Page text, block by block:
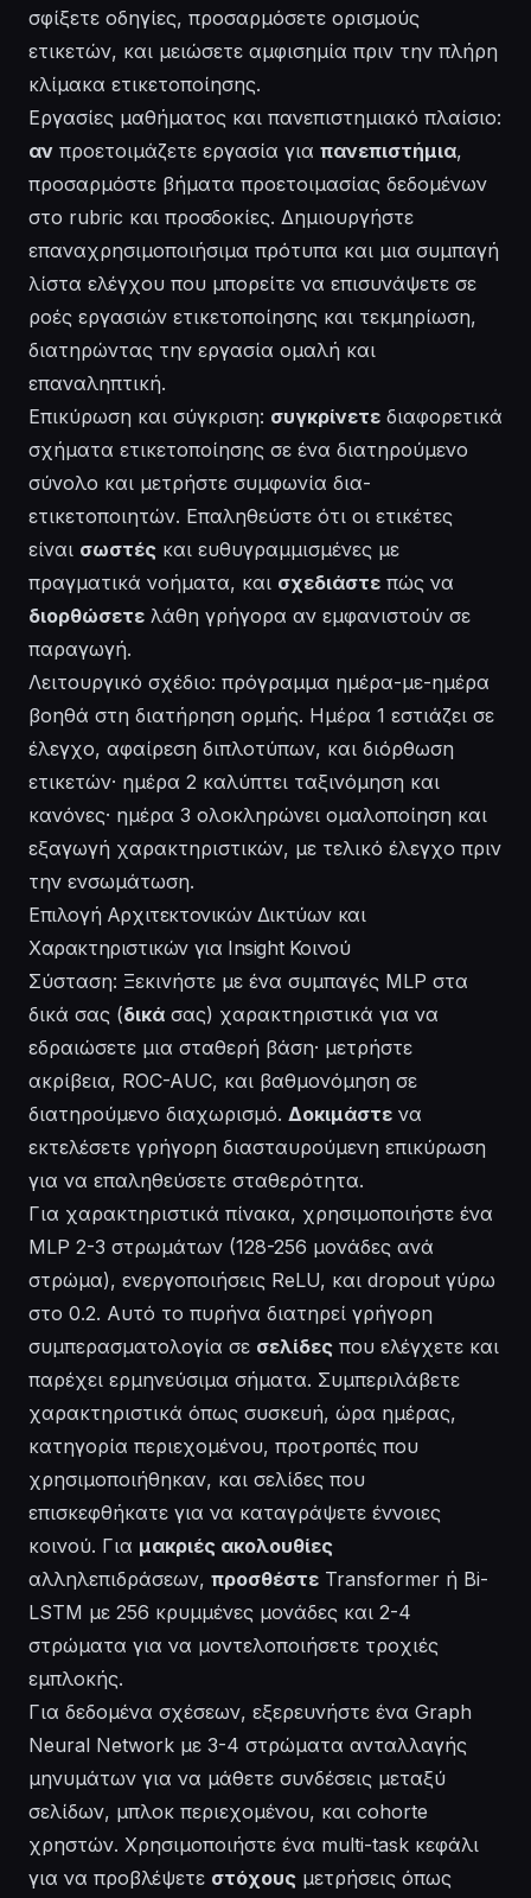
σφίξετε οδηγίες, προσαρμόσετε ορισμούς
ετικετών, και μειώσετε αμφισημία πριν την πλήρη
κλίμακα ετικετοποίησης.
Εργασίες μαθήματος και πανεπιστημιακό πλαίσιο:
αν προετοιμάζετε εργασία για πανεπιστήμια,
προσαρμόστε βήματα προετοιμασίας δεδομένων
στο rubric και προσδοκίες. Δημιουργήστε
επαναχρησιμοποιήσιμα πρότυπα και μια συμπαγή
λίστα ελέγχου που μπορείτε να επισυνάψετε σε
ροές εργασιών ετικετοποίησης και τεκμηρίωση,
διατηρώντας την εργασία ομαλή και
επαναληπτική.
Επικύρωση και σύγκριση: συγκρίνετε διαφορετικά
σχήματα ετικετοποίησης σε ένα διατηρούμενο
σύνολο και μετρήστε συμφωνία δια-
ετικετοποιητών. Επαληθεύστε ότι οι ετικέτες
είναι σωστές και ευθυγραμμισμένες με
πραγματικά νοήματα, και σχεδιάστε πώς να
διορθώσετε λάθη γρήγορα αν εμφανιστούν σε
παραγωγή.
Λειτουργικό σχέδιο: πρόγραμμα ημέρα-με-ημέρα
βοηθά στη διατήρηση ορμής. Ημέρα 1 εστιάζει σε
έλεγχο, αφαίρεση διπλοτύπων, και διόρθωση
ετικετών· ημέρα 2 καλύπτει ταξινόμηση και
κανόνες· ημέρα 3 ολοκληρώνει ομαλοποίηση και
εξαγωγή χαρακτηριστικών, με τελικό έλεγχο πριν
την ενσωμάτωση.
Επιλογή Αρχιτεκτονικών Δικτύων και
Χαρακτηριστικών για Insight Κοινού
Σύσταση: Ξεκινήστε με ένα συμπαγές MLP στα
δικά σας (δικά σας) χαρακτηριστικά για να
εδραιώσετε μια σταθερή βάση· μετρήστε
ακρίβεια, ROC-AUC, και βαθμονόμηση σε
διατηρούμενο διαχωρισμό. Δοκιμάστε να
εκτελέσετε γρήγορη διασταυρούμενη επικύρωση
για να επαληθεύσετε σταθερότητα.
Για χαρακτηριστικά πίνακα, χρησιμοποιήστε ένα
MLP 2-3 στρωμάτων (128-256 μονάδες ανά
στρώμα), ενεργοποιήσεις ReLU, και dropout γύρω
στο 0.2. Αυτό το πυρήνα διατηρεί γρήγορη
συμπερασματολογία σε σελίδες που ελέγχετε και
παρέχει ερμηνεύσιμα σήματα. Συμπεριλάβετε
χαρακτηριστικά όπως συσκευή, ώρα ημέρας,
κατηγορία περιεχομένου, προτροπές που
χρησιμοποιήθηκαν, και σελίδες που
επισκεφθήκατε για να καταγράψετε έννοιες
κοινού. Για μακριές ακολουθίες
αλληλεπιδράσεων, προσθέστε Transformer ή Bi-
LSTM με 256 κρυμμένες μονάδες και 2-4
στρώματα για να μοντελοποιήσετε τροχιές
εμπλοκής.
Για δεδομένα σχέσεων, εξερευνήστε ένα Graph
Neural Network με 3-4 στρώματα ανταλλαγής
μηνυμάτων για να μάθετε συνδέσεις μεταξύ
σελίδων, μπλοκ περιεχομένου, και cohorte
χρηστών. Χρησιμοποιήστε ένα multi-task κεφάλι
για να προβλέψετε στόχους μετρήσεις όπως